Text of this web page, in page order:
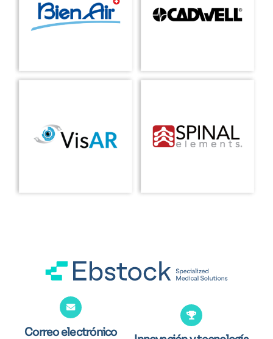
Correo electrónico